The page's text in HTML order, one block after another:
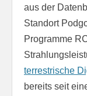
aus der
Standort
Programme
terrestrische
bereits seit